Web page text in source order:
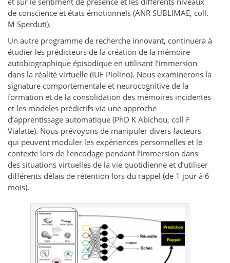
de conscience et états émotionnels (ANR SUBLIMAE, coll.
M Sperduti).
Un autre programme de recherche innovant, continuera à
étudier les prédicteurs de la création de la mémoire
autobiographique épisodique en utilisant l’immersion
dans la réalité virtuelle (IUF Piolino). Nous examinerons la
signature comportementale et neurocognitive de la
formation et de la consolidation des mémoires incidentes
et les modèles prédictifs via une approche
d’apprentissage automatique (PhD K Abichou, coll F
Vialatte). Nous prévoyons de manipuler divers facteurs
qui peuvent moduler les expériences personnelles et le
contexte lors de l’encodage pendant l’immersion dans
des situations virtuelles de la vie quotidienne et d’utiliser
différents délais de rétention lors du rappel (de 1 jour à 6
mois).